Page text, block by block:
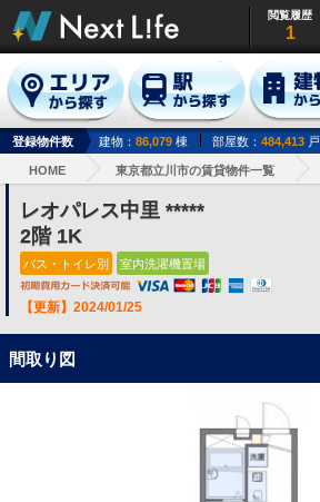
閲覧履歴
1
登録物件数 建物： 86,079 棟 部屋数： 484,413 戸
HOME 東京都立川市の賃貸物件一覧
レオパレス中里 *****
2階 1K
バス・トイレ別 室内洗濯機置場
【更新】2024/01/25
間取り図